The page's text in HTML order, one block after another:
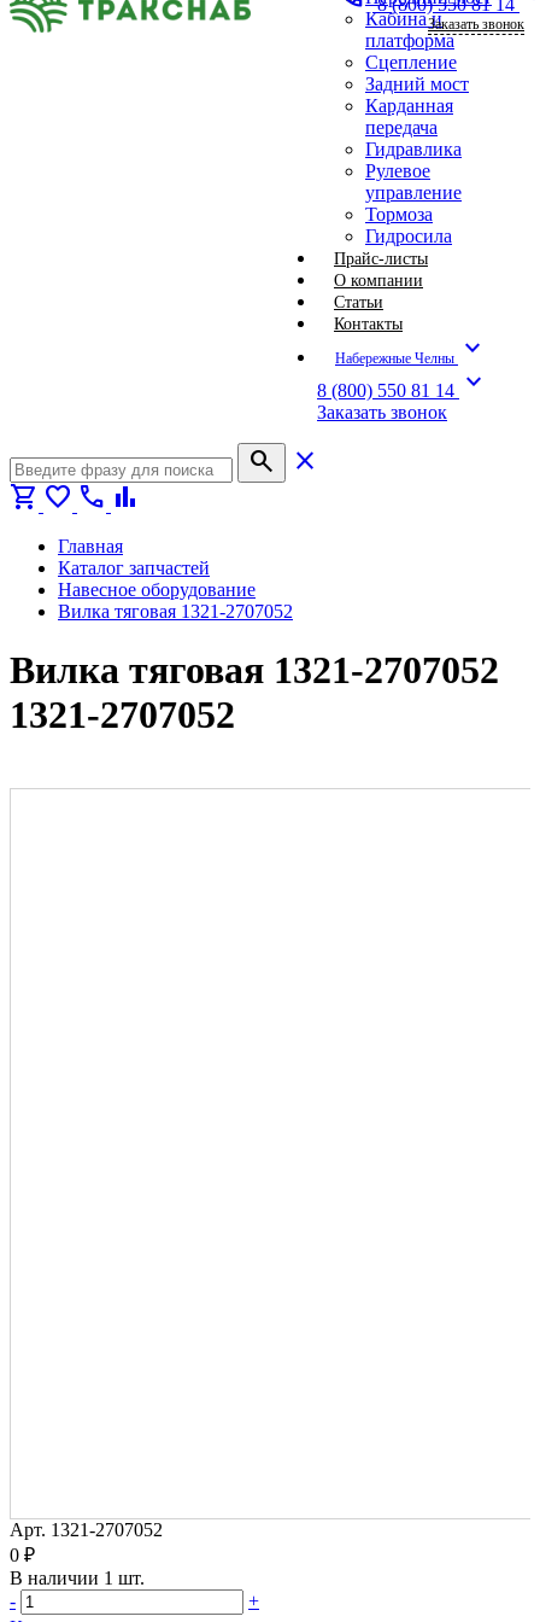
Кабина и
платформа
Сцепление
Задний мост
Карданная
передача
Гидравлика
Рулевое
управление
Тормоза
Гидросила
Прайс-листы
О компании
Статьи
Контакты
Набережные Челны expand_more
8 (800) 550 81 14 expand_more
Заказать звонок
Заказать звонок
search
close
shopping_cart favorite call bar_chart
Главная
Каталог запчастей
Навесное оборудование
Вилка тяговая 1321-2707052
Вилка тяговая 1321-2707052
1321-2707052
Арт. 1321-2707052
0 ₽
В наличии 1 шт.
-
+